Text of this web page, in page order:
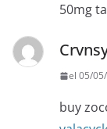
50mg
el 05/
buy